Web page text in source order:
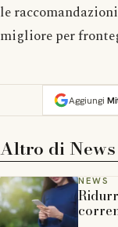
le
migliore per
Aggiungi
Altro di News
NEWS